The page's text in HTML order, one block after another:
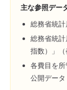
主な参照デー
総務省統計
総務省統
指数）」（
各費目を
公開データ